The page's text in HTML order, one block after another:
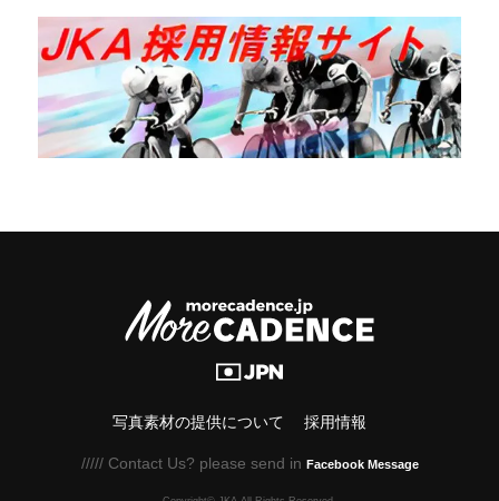
写真素材の提供について 採用情報
///// Contact Us? please send in Facebook Message